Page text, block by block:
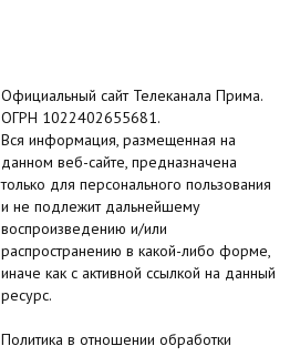
Официальный сайт Телеканала Прима.
ОГРН 1022402655681.
Вся информация, размещенная на
данном веб-сайте, предназначена
только для персонального пользования
и не подлежит дальнейшему
воспроизведению и/или
распространению в какой-либо форме,
иначе как с активной ссылкой на данный
ресурс.
Политика в отношении обработки